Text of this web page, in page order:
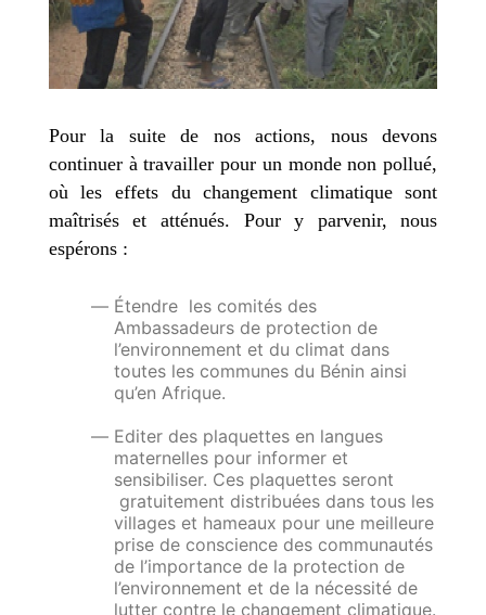
Pour la suite de nos actions, nous devons
continuer à travailler pour un monde non pollué,
où les effets du changement climatique sont
maîtrisés et atténués. Pour y parvenir, nous
espérons :
Étendre les comités des
Ambassadeurs de protection de
l’environnement et du climat dans
toutes les communes du Bénin ainsi
qu’en Afrique.
Editer des plaquettes en langues
maternelles pour informer et
sensibiliser. Ces plaquettes seront
gratuitement distribuées dans tous les
villages et hameaux pour une meilleure
prise de conscience des communautés
de l’importance de la protection de
l’environnement et de la nécessité de
lutter contre le changement climatique.